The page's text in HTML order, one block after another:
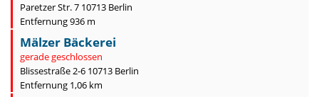
Paretzer Str. 7 10713 Berlin
Entfernung 936 m
Mälzer Bäckerei
gerade geschlossen
Blissestraße 2-6 10713 Berlin
Entfernung 1,06 km